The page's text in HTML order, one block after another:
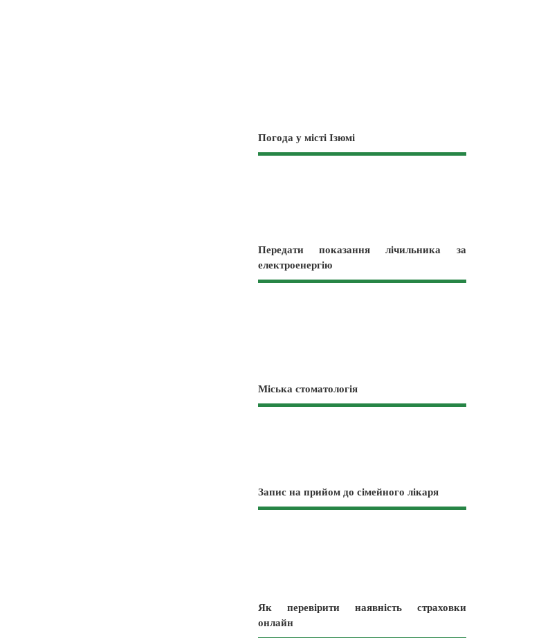
Погода у місті Ізюмі
Передати показання лічильника за
електроенергію
Міська стоматологія
Запис на прийом до сімейного лікаря
Як перевірити наявність страховки
онлайн